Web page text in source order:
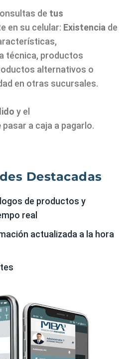
de tus
en su celular: Existencia de
técnica, productos
alternativos o
en otras sucursales.
y el
pasar a caja a pagarlo.
Destacadas
de productos y
real
actualizada a la hora